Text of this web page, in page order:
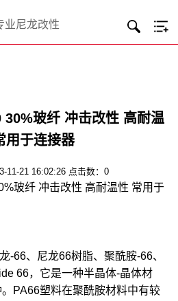
业尼龙改性
30%玻纤 冲击改性 高耐温
用于连接器
11-21 16:02:26 点击数：0
玻纤 冲击改性 高耐温性 常用于
-66、尼龙66树脂、聚酰胺-66、
66，它是一种半晶体-晶体材
PA66塑料在聚酰胺材料中有较